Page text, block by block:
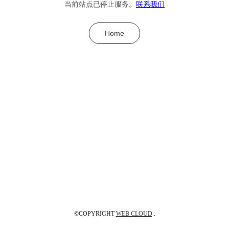
当前站点已停止服务。 联系我们
Home
©COPYRIGHTWEB CLOUD.